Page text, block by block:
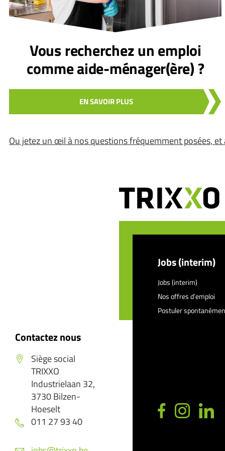
Vous recherchez un emploi
comme aide-ménager(ère) ?
EN SAVOIR PLUS
Ou jetez un œil à nos questions fréquemment posées,
Contactez nous
Siège social
TRIXXO
Industrielaan 32,
3730 Bilzen-
Hoeselt
011 27 93 40
Jobs (interim)
Jobs (interim)
Nos offres d’emploi
Postuler